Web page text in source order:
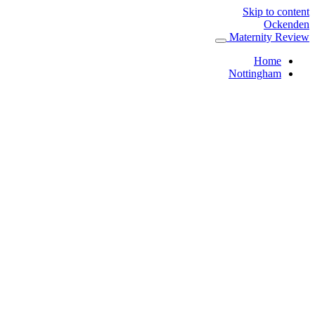
Skip to content
Ockenden
Maternity Review
Home
Nottingham